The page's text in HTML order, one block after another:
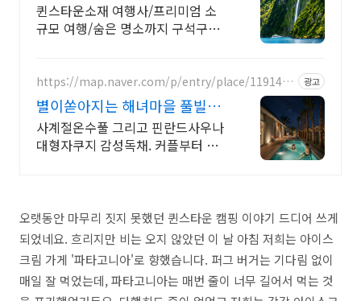
퀸스타운소재 여행사/프리미엄 소
규모 여행/숨은 명소까지 구석구석
https://map.naver.com/p/entry/place/1191452
광고
별이쏟아지는 해녀마을 풀빌라
르세라핌도 다녀간 감성풀빌라
사계절온수풀 그리고 핀란드사우나
대형자쿠지 감성독채. 커플부터 대
오랫동안 마무리 짓지 못했던 퀸스타운 캠핑 이야기 드디어 쓰게
되었네요. 흐리지만 비는 오지 않았던 이 날 아침 저희는 아이스
크림 가게 '파타고니아'로 향했습니다. 퍼그 버거는 기다림 없이
매일 잘 먹었는데, 파타고니아는 매번 줄이 너무 길어서 먹는 것